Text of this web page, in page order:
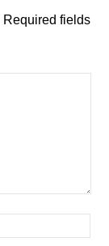
Required fields